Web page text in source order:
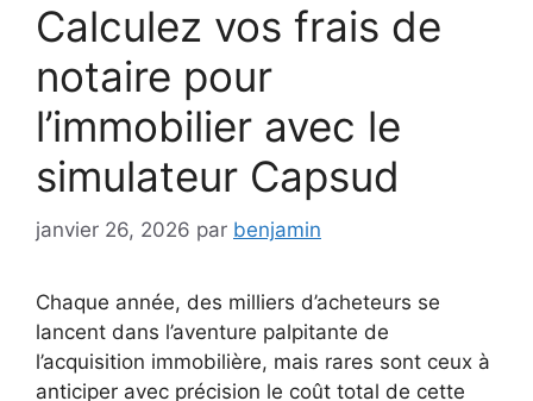
Calculez vos frais de
notaire pour
l’immobilier avec le
simulateur Capsud
janvier 26, 2026 par benjamin
Chaque année, des milliers d’acheteurs se
lancent dans l’aventure palpitante de
l’acquisition immobilière, mais rares sont ceux à
anticiper avec précision le coût total de cette